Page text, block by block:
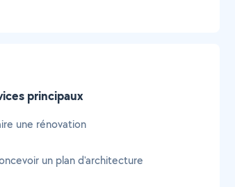
principaux
une rénovation
un plan d'architecture